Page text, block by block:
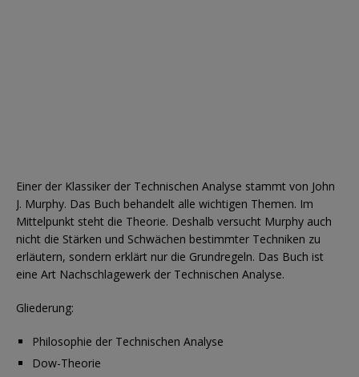
Einer der Klassiker der Technischen Analyse stammt von John
J. Murphy. Das Buch behandelt alle wichtigen Themen. Im
Mittelpunkt steht die Theorie. Deshalb versucht Murphy auch
nicht die Stärken und Schwächen bestimmter Techniken zu
erläutern, sondern erklärt nur die Grundregeln. Das Buch ist
eine Art Nachschlagewerk der Technischen Analyse.
Gliederung:
Philosophie der Technischen Analyse
Dow-Theorie